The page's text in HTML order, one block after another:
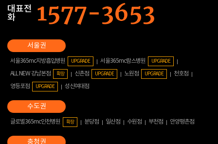
대표전
화
서울365mc지방흡입병원 UPGRADE 서울365mc람스병원 UPGRADE
ALL NEW 강남본점 확장 신촌점 UPGRADE 노원점 UPGRADE
천호점
영등포점
UPGRADE 성신여대점
글로벌365mc인천병원 확장 분당점 일산점 수원점 부천점 안양평촌점